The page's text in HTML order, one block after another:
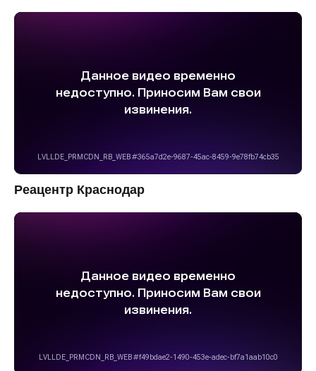
Реацентр Краснодар